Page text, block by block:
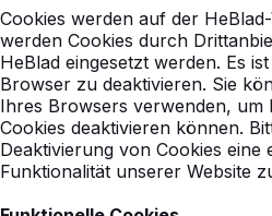
Cookies werden auf der
werden Cookies durch
HeBlad eingesetzt werden. Es
Browser zu deaktivieren. Sie
Ihres Browsers verwenden, um
Cookies deaktivieren können.
Deaktivierung von Cookies eine
Funktionalität unserer Website